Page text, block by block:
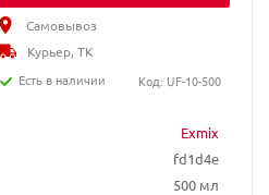
Exmix
fd1d4e
500 мл
Самовывоз
Курьер, ТК
Есть в наличии
Код: UF-10-500